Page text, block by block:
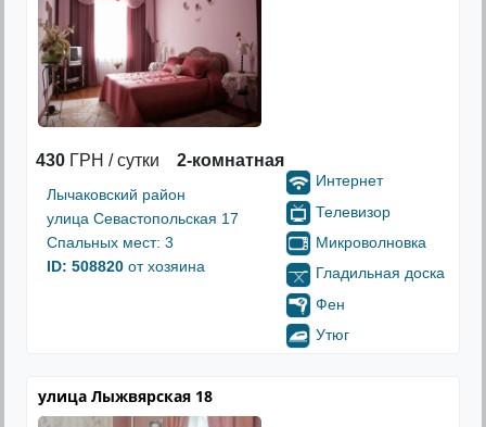
430 ГРН / сутки 2-комнатная
Лычаковский район
улица Севастопольская 17
Спальных мест: 3
ID: 508820 от хозяина
Интернет
Телевизор
Микроволновка
Гладильная доска
Фен
Утюг
улица Лыжвярская 18